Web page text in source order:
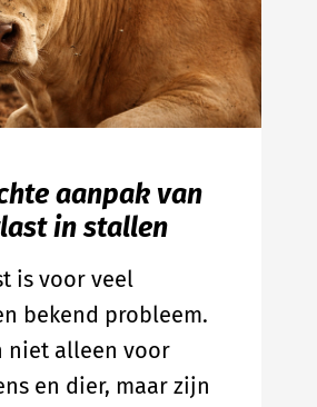
aanpak van
in stallen
is voor veel
bekend probleem.
niet alleen voor
en dier, maar zijn